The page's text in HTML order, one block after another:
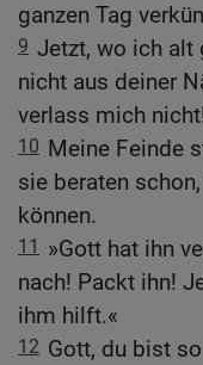
ganzen Tag
9 Jetzt, wo ich alt
nicht aus deiner
verlass mich
10 Meine Feinde
sie beraten
können.
11
»Gott hat ihn
nach! Packt ihn!
ihm hilft.«
12 Gott, du bist